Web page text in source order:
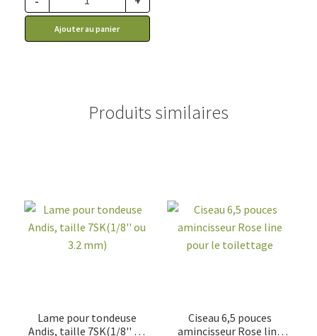
ce prix rabais : 0.82$ CA
Ajouter au panier
Produits similaires
Lame pour tondeuse
Andis, taille 7SK(1/8'' ou
Ciseau 6,5 pouces
amincisseur Rose line